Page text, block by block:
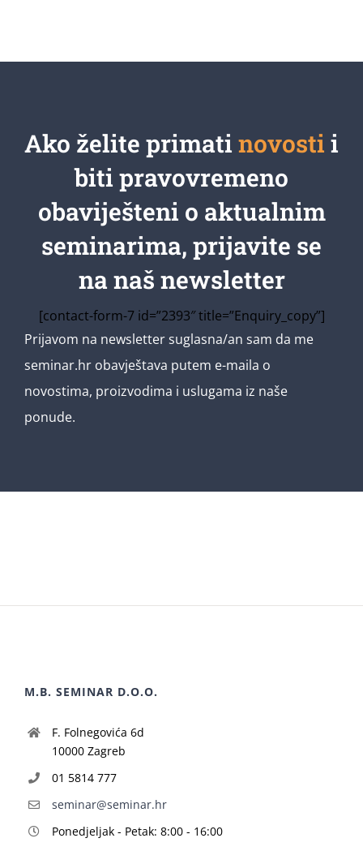
Ako želite primati novosti i
biti pravovremeno
obaviješteni o aktualnim
seminarima, prijavite se
na naš newsletter
[contact-form-7 id=”2393″ title=”Enquiry_copy”]
Prijavom na newsletter suglasna/an sam da me
seminar.hr obavještava putem e-maila o
novostima, proizvodima i uslugama iz naše
ponude.
M.B. SEMINAR D.O.O.
F. Folnegovića 6d
10000 Zagreb
01 5814 777
seminar@seminar.hr
Ponedjeljak - Petak: 8:00 - 16:00